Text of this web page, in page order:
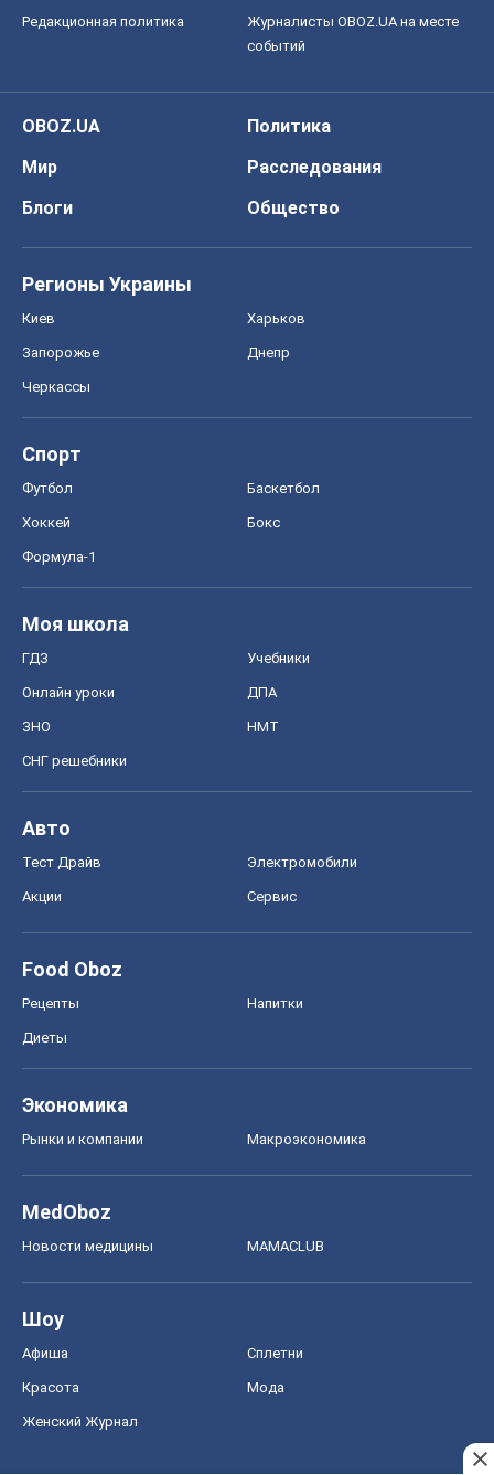
Редакционная политика
Журналисты OBOZ.UA на месте
событий
OBOZ.UA
Политика
Мир
Расследования
Блоги
Общество
Регионы Украины
Киев Харьков
Запорожье Днепр
Черкассы
Спорт
Футбол Баскетбол
Хоккей Бокс
Формула-1
Моя школа
ГДЗ Учебники
Онлайн уроки ДПА
ЗНО НМТ
СНГ решебники
Авто
Тест Драйв Электромобили
Акции Сервис
Food Oboz
Рецепты Напитки
Диеты
Экономика
Рынки и компании Mакроэкономика
MedOboz
Новости медицины MAMACLUB
Шоу
Афиша Сплетни
Красота Мода
Женский Журнал